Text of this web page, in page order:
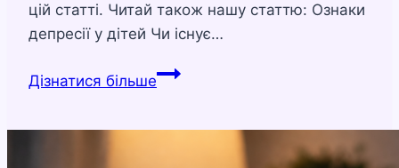
цій статті. Читай також нашу статтю: Ознаки
депресії у дітей Чи існує…
Дізнатися більшеЧи